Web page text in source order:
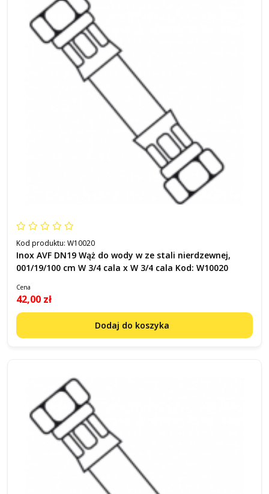
Kod produktu: W10020
Inox AVF DN19 Wąż do wody w ze stali nierdzewnej,
001/19/100 cm W 3/4 cala x W 3/4 cala Kod: W10020
Cena
42,00 zł
Dodaj do koszyka